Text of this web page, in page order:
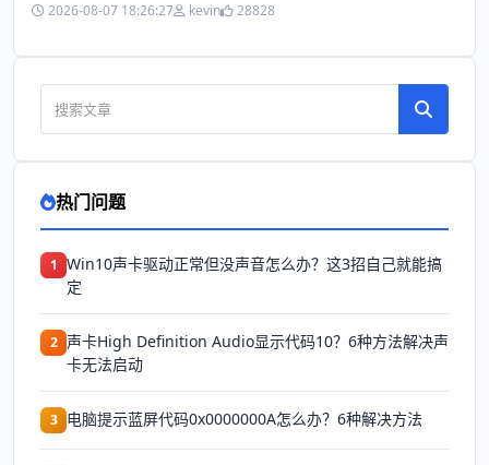
2026-08-07 18:26:27 kevin 28828
热门问题
1 Win10声卡驱动正常但没声音怎么办？这3招自己就能搞
定
2 声卡High Definition Audio显示代码10？6种方法解决声
卡无法启动
3 电脑提示蓝屏代码0x0000000A怎么办？6种解决方法